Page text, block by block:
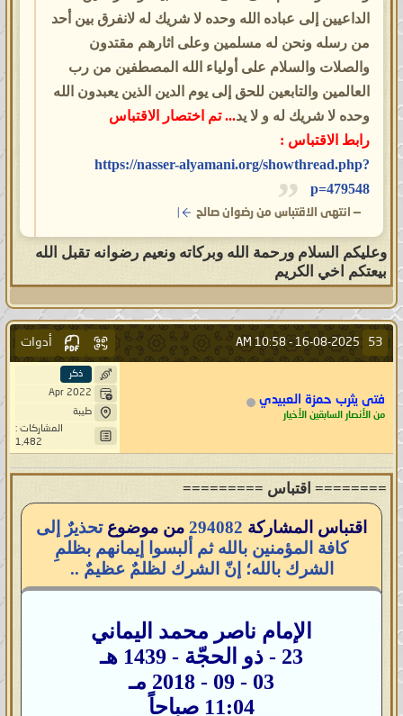
الداعيين إلى عباده الله وحده لا شريك له لانفرق بين أحد
من رسله ونحن له مسلمين وعلى اثارهم مقتدون
والصلات والسلام على أولياء الله المصطفين من رب
العالمين والتابعين للحق إلى يوم الدين الذين يعبدون الله
وحده لا شريك له و لا يد... تم اختصار الاقتباس
رابط الاقتباس :
https://nasser-alyamani.org/showthread.php?
p=479548
— انتهى الاقتباس من رضوان صالح
وعليكم السلام ورحمة الله وبركاته ونعيم رضوانه تقبل الله
بيعتكم اخي الكريم
53
16-08-2025 -
10:58 AM أدوات
فتى يثرب حمزة العبيدي
من الأنصار السابقين الأخيار
ذكر
Apr 2022
طيبة
المشاركات :
1,482
======== اقتباس =========
اقتباس المشاركة 294082 من موضوعتحذيرٌ إلى
كافة المؤمنين بالله ثم ألبسوا إيمانهم بظلمِ
الشرك بالله؛ إنّ الشرك لظلمٌ عظيمٌ ..
الإمام ناصر محمد اليماني
23 - ذو الحجّة - 1439 هـ
03 - 09 - 2018 مـ
11:04 صباحاً